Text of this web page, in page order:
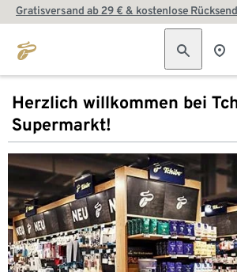
Gratisversand ab 29 € & kostenlose
Herzlich willkommen bei
Supermarkt!